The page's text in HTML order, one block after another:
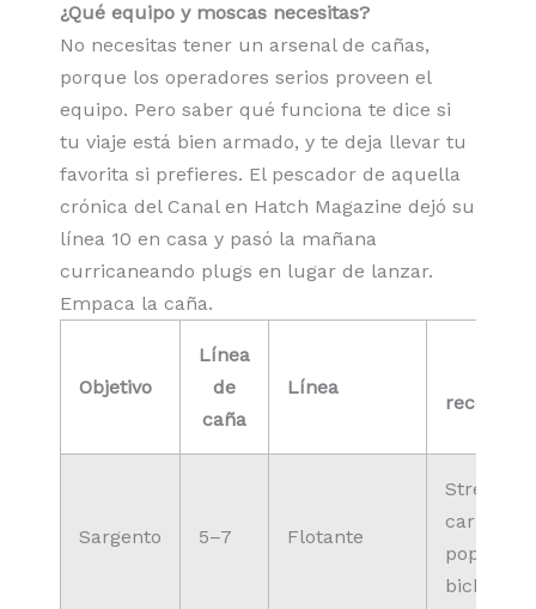
¿Qué equipo y moscas necesitas?
No necesitas tener un arsenal de cañas,
porque los operadores serios proveen el
equipo. Pero saber qué funciona te dice si
tu viaje está bien armado, y te deja llevar tu
favorita si prefieres. El pescador de aquella
crónica del Canal en Hatch Magazine dejó su
línea 10 en casa y pasó la mañana
curricaneando plugs en lugar de lanzar.
Empaca la caña.
Objetivo
Línea
de
caña
Línea
Sargento 5–7 Flotante
carnada,
poppers,
bichos